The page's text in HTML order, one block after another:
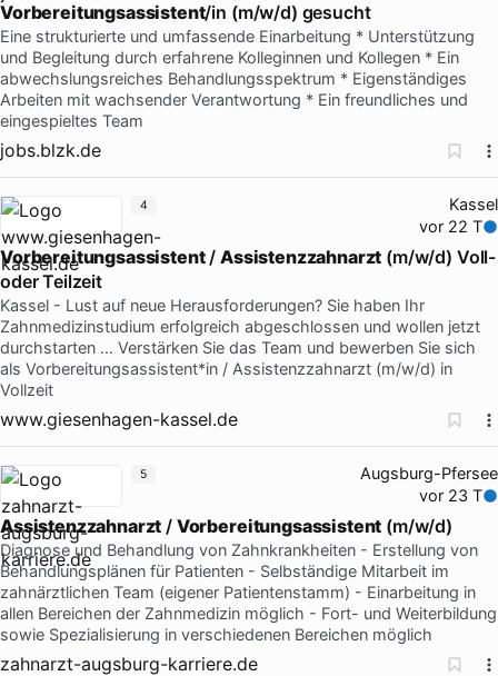
Vorbereitungsassistent/in (m/w/d) gesucht
Eine strukturierte und umfassende Einarbeitung * Unterstützung
und Begleitung durch erfahrene Kolleginnen und Kollegen * Ein
abwechslungsreiches Behandlungsspektrum * Eigenständiges
Arbeiten mit wachsender Verantwortung * Ein freundliches und
eingespieltes Team
jobs.blzk.de
Kassel
vor 22 T
Vorbereitungsassistent/Assistenzzahnarzt (m/w/d) Voll-
oder Teilzeit
Kassel - Lust auf neue Herausforderungen? Sie haben Ihr
Zahnmedizinstudium erfolgreich abgeschlossen und wollen jetzt
durchstarten … Verstärken Sie das Team und bewerben Sie sich
als Vorbereitungsassistent*in / Assistenzzahnarzt (m/w/d) in
Vollzeit
www.giesenhagen-kassel.de
4
Augsburg-Pfersee
vor 23 T
Assistenzzahnarzt / Vorbereitungsassistent (m/w/d)
Diagnose und Behandlung von Zahnkrankheiten - Erstellung von
Behandlungsplänen für Patienten - Selbständige Mitarbeit im
zahnärztlichen Team (eigener Patientenstamm) - Einarbeitung in
allen Bereichen der Zahnmedizin möglich - Fort- und Weiterbildung
sowie Spezialisierung in verschiedenen Bereichen möglich
zahnarzt-augsburg-karriere.de
5